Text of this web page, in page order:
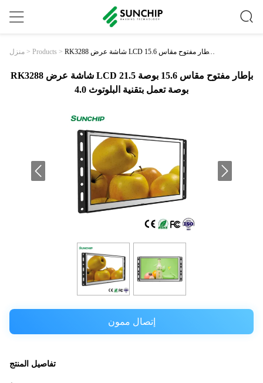
منزل > Products > RK3288 شاشة عرض LCD بإطار مفتوح مقاس 15.6
RK3288 شاشة عرض LCD بإطار مفتوح مقاس 15.6 بوصة 21.5
بوصة تعمل بتقنية البلوتوث 4.0
إتصال ممون
تفاصيل المنتج